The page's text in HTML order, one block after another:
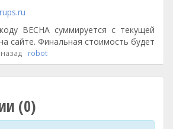
ВЕСНА суммируется с текущей
сайте. Финальная стоимость будет
robot
(0)